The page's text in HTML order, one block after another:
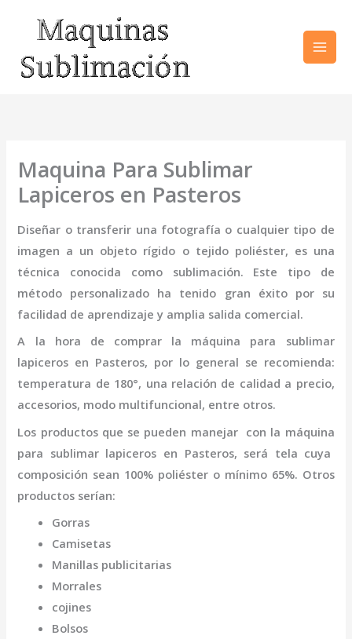
contenido
Maquina Para Sublimar
Lapiceros en Pasteros
Diseñar o transferir una fotografía o cualquier tipo de
imagen a un objeto rígido o tejido poliéster, es una
técnica conocida como sublimación. Este tipo de
método personalizado ha tenido gran éxito por su
facilidad de aprendizaje y amplia salida comercial.
A la hora de comprar la máquina para sublimar
lapiceros en Pasteros, por lo general se recomienda:
temperatura de 180°, una relación de calidad a precio,
accesorios, modo multifuncional, entre otros.
Los productos que se pueden manejar con la máquina
para sublimar lapiceros en Pasteros, será tela cuya
composición sean 100% poliéster o mínimo 65%. Otros
productos serían:
Gorras
Camisetas
Manillas publicitarias
Morrales
cojines
Bolsos